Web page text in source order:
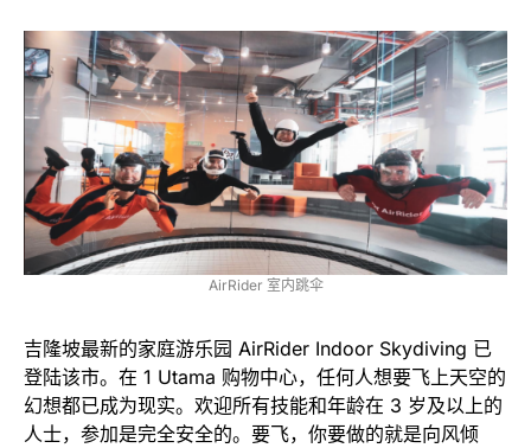
AirRider 室内跳伞
吉隆坡最新的家庭游乐园 AirRider Indoor Skydiving 已
登陆该市。在 1 Utama 购物中心，任何人想要飞上天空的
幻想都已成为现实。欢迎所有技能和年龄在 3 岁及以上的
人士，参加是完全安全的。要飞，你要做的就是向风倾